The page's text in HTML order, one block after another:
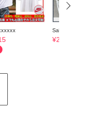
Saint Mxxxxxx
¥28,614